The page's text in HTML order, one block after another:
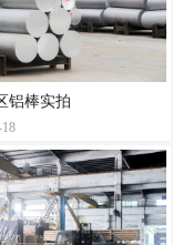
铝棒实拍